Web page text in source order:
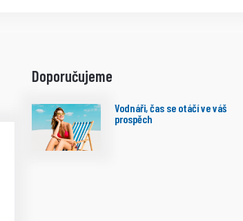
Doporučujeme
Vodnáři, čas se otáčí ve váš
prospěch